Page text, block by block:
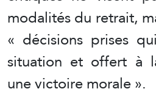
modalités du retrait,
« décisions prises
situation et offert à
une victoire morale ».